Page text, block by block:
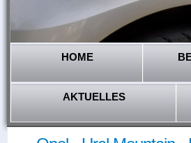
HOME
AKTUELLES